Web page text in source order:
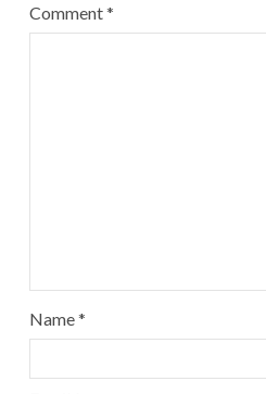
Comment*
Name*